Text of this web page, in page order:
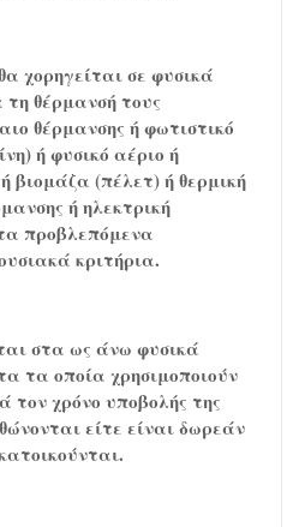
χορηγείται σε φυσικά
θέρμανσή τους
θέρμανσης ή φωτιστικό
ή φυσικό αέριο ή
βιομάζα (πέλετ) ή θερμική
ή ηλεκτρική
προβλεπόμενα
κριτήρια.
στα ως άνω φυσικά
τα οποία χρησιμοποιούν
τον χρόνο υποβολής της
είτε είναι δωρεάν